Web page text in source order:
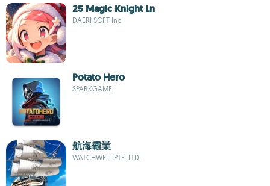
25 Magic Knight Ln
DAERI SOFT Inc
Potato Hero
SPARKGAME
航海霸業
WATCHWELL PTE. LTD.